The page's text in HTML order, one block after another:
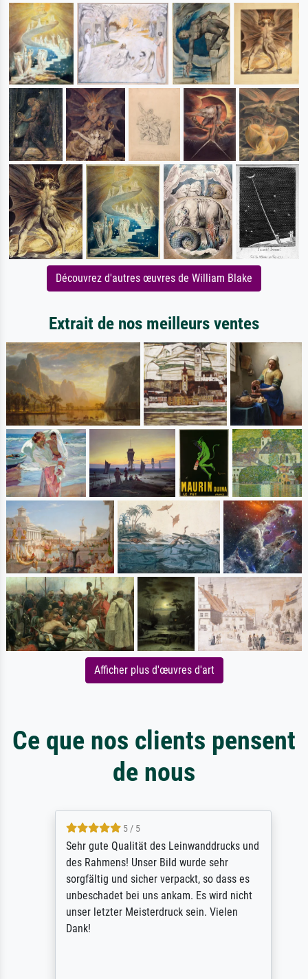
Découvrez d'autres œuvres de William Blake
Extrait de nos meilleurs ventes
Afficher plus d'œuvres d'art
Ce que nos clients pensent
de nous
5 / 5
Sehr gute Qualität des Leinwanddrucks und
des Rahmens! Unser Bild wurde sehr
sorgfältig und sicher verpackt, so dass es
unbeschadet bei uns ankam. Es wird nicht
unser letzter Meisterdruck sein. Vielen
Dank!